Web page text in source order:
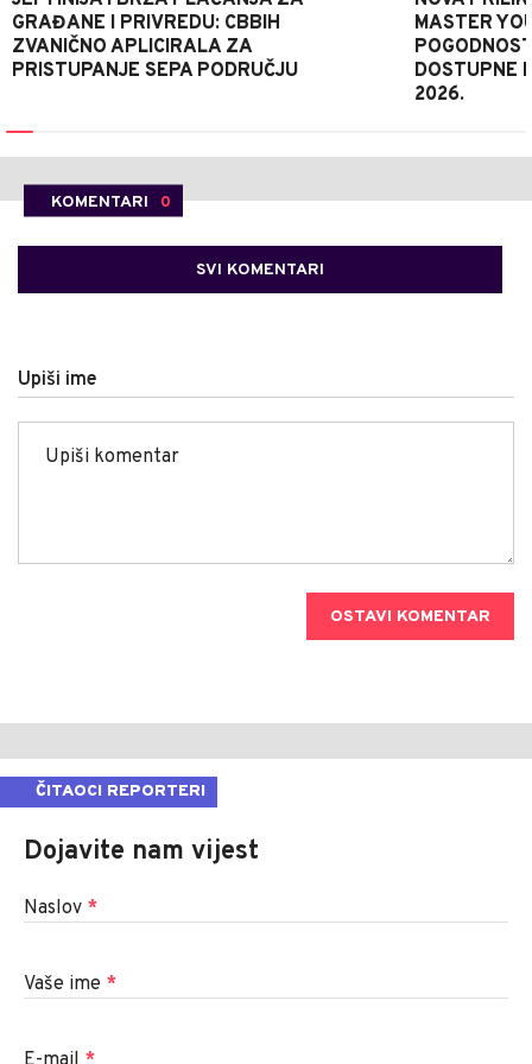
GRAĐANE I PRIVREDU: CBBIH
ZVANIČNO APLICIRALA ZA
PRISTUPANJE SEPA PODRUČJU
MASTER
DOSTUPNE
2026.
KOMENTARI 0
SVI KOMENTARI
Upiši ime
OSTAVI KOMENTAR
ČITAOCI REPORTERI
Dojavite nam vijest
Naslov *
Vaše ime *